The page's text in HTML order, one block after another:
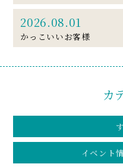
2026.08.01
かっこいいお客様
カ
イベント